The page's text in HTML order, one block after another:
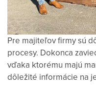
Pre majiteľov firmy sú
procesy. Dokonca
vďaka ktorému majú
dôležité informácie na